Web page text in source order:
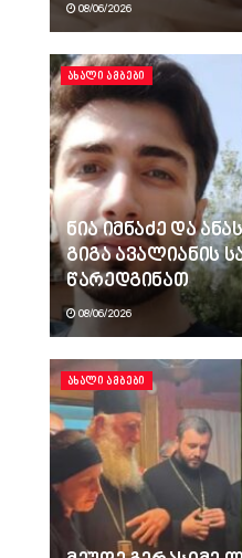
08/06/2026
ᲐᲮᲐᲚᲘ ᲐᲛᲑᲔᲑᲘ
ნია იმნაძე და
გიგა ავალიანის
წარედგინათ
08/06/2026
ᲐᲮᲐᲚᲘ ᲐᲛᲑᲔᲑᲘ